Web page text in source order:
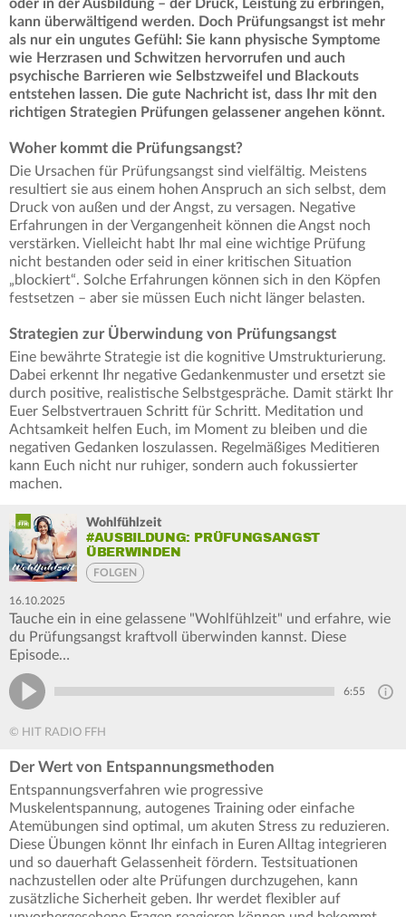
oder in der Ausbildung – der Druck, Leistung zu erbringen,
kann überwältigend werden. Doch Prüfungsangst ist mehr
als nur ein ungutes Gefühl: Sie kann physische Symptome
wie Herzrasen und Schwitzen hervorrufen und auch
psychische Barrieren wie Selbstzweifel und Blackouts
entstehen lassen. Die gute Nachricht ist, dass Ihr mit den
richtigen Strategien Prüfungen gelassener angehen könnt.
Woher kommt die Prüfungsangst?
Die Ursachen für Prüfungsangst sind vielfältig. Meistens
resultiert sie aus einem hohen Anspruch an sich selbst, dem
Druck von außen und der Angst, zu versagen. Negative
Erfahrungen in der Vergangenheit können die Angst noch
verstärken. Vielleicht habt Ihr mal eine wichtige Prüfung
nicht bestanden oder seid in einer kritischen Situation
„blockiert“. Solche Erfahrungen können sich in den Köpfen
festsetzen – aber sie müssen Euch nicht länger belasten.
Strategien zur Überwindung von Prüfungsangst
Eine bewährte Strategie ist die kognitive Umstrukturierung.
Dabei erkennt Ihr negative Gedankenmuster und ersetzt sie
durch positive, realistische Selbstgespräche. Damit stärkt Ihr
Euer Selbstvertrauen Schritt für Schritt. Meditation und
Achtsamkeit helfen Euch, im Moment zu bleiben und die
negativen Gedanken loszulassen. Regelmäßiges Meditieren
kann Euch nicht nur ruhiger, sondern auch fokussierter
machen.
Wohlfühlzeit
#AUSBILDUNG: PRÜFUNGSANGST
ÜBERWINDEN
FOLGEN
16.10.2025
Tauche ein in eine gelassene "Wohlfühlzeit" und erfahre, wie
du Prüfungsangst kraftvoll überwinden kannst. Diese
Episode…
6:55
© HIT RADIO FFH
Der Wert von Entspannungsmethoden
Entspannungsverfahren wie progressive
Muskelentspannung, autogenes Training oder einfache
Atemübungen sind optimal, um akuten Stress zu reduzieren.
Diese Übungen könnt Ihr einfach in Euren Alltag integrieren
und so dauerhaft Gelassenheit fördern. Testsituationen
nachzustellen oder alte Prüfungen durchzugehen, kann
zusätzliche Sicherheit geben. Ihr werdet flexibler auf